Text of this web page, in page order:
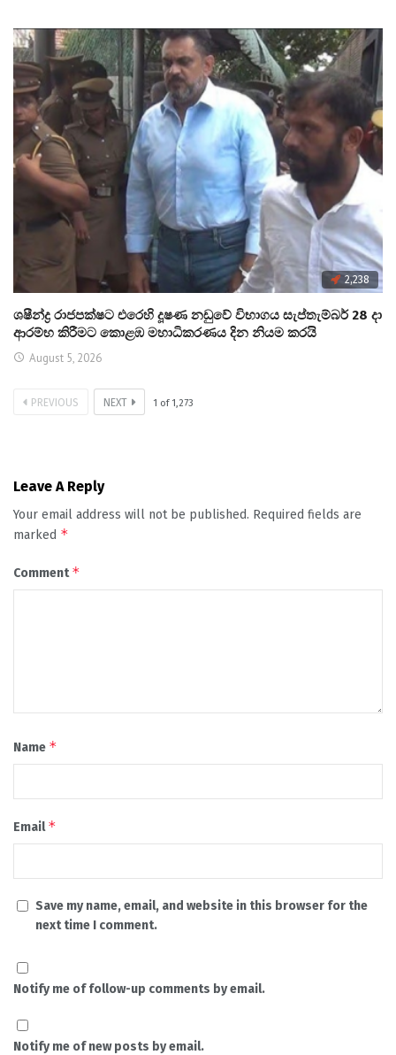
2,238
ශෂීන්ද්‍ර රාජපක්ෂට එරෙහි දූෂණ නඩුවේ විභාගය සැප්තැම්බර් 28 දා
ආරම්භ කිරීමට කොළඹ මහාධිකරණය දින නියම කරයි
August 5, 2026
PREVIOUS NEXT 1 of 1,273
Leave A Reply
Your email address will not be published. Required fields are
marked *
Comment*
Name *
Email*
Save my name, email, and website in this browser for the
next time I comment.
Notify me of follow-up comments by email.
Notify me of new posts by email.